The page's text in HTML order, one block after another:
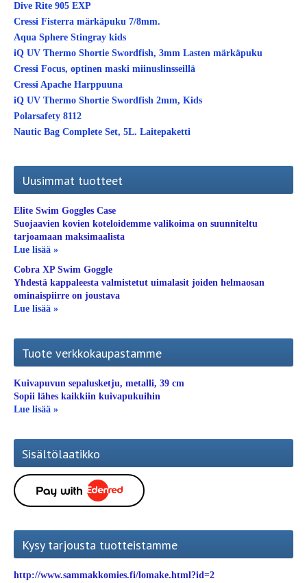
Dive Rite 905 EXP
Cressi Fisterra märkäpuku 7/8mm.
Aqua Sphere Stingray kids
iQ UV Thermo Shortie Swordfish, 3mm Lasten märkäpuku
Cressi Focus, optinen maski miinuslinsseillä
Cressi Apache Harppuuna
iQ UV Thermo Shortie Swordfish 2mm, Kids
Polarsafety 8112
Nautic Bag Complete Set, 5L. Laitepaketti
Uusimmat tuotteet
Elite Swim Goggles Case
Suojaavien kovien koteloidemme valikoima on suunniteltu
tarjoamaan maksimaalista
Lue lisää »
Cobra XP Swim Goggle
Yhdestä kappaleesta valmistetut uimalasit joiden helmaosan
ominaispiirre on joustava
Lue lisää »
Tuote verkkokaupastamme
Kuivapuvun sepalusketju, metalli, 39 cm
Sopii lähes kaikkiin kuivapukuihin
Lue lisää »
Sisältölaatikko
Kysy tarjousta tuotteistamme
http://www.sammakkomies.fi/lomake.html?id=2